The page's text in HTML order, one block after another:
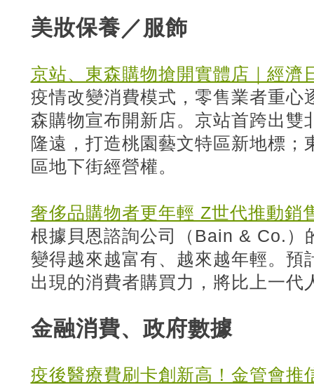
美妝保養／服飾
京站、東森購物搶開實體店｜經濟
疫情改變消費模式，零售業者重心
森購物宣布開新店。京站首跨出雙
隆遠，打造桃園藝文特區新地標；
區地下街經營權。
奢侈品購物者更年輕 Z世代推動銷
根據貝恩諮詢公司（Bain & Co.）
變得越來越富有、越來越年輕。預
出現的消費者購買力，將比上一代
金融消費、政府數據
疫後醫療費刷卡創新高！金管會推